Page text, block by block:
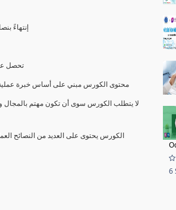
إنتهاءً
تحصل
محتوى الكورس مبني على أساس خبرة عملية
لا يتطلب الكورس سوى أن تكون مهتم بالمجال
الكورس يحتوى على العديد من النصائح
6